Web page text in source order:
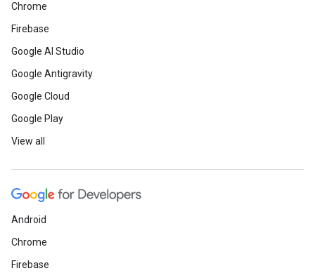
Chrome
Firebase
Google AI Studio
Google Antigravity
Google Cloud
Google Play
View all
Android
Chrome
Firebase